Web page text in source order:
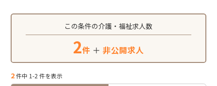
この条件の介護・福祉求人数
2件 ＋ 非公開求人
2件中 1-2 件を表示